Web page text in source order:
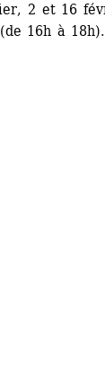
2 et 16
16h à 18h).